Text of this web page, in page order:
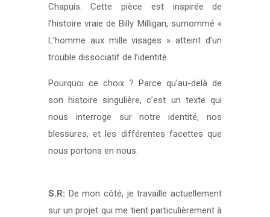
Chapuis. Cette pièce est inspirée de
l’histoire vraie de Billy Milligan, surnommé «
L’homme aux mille visages » atteint d’un
trouble dissociatif de l’identité.
Pourquoi ce choix ? Parce qu’au-delà de
son histoire singulière, c’est un texte qui
nous interroge sur notre identité, nos
blessures, et les différentes facettes que
nous portons en nous.
S.R: De mon côté, je travaille actuellement
sur un projet qui me tient particulièrement à